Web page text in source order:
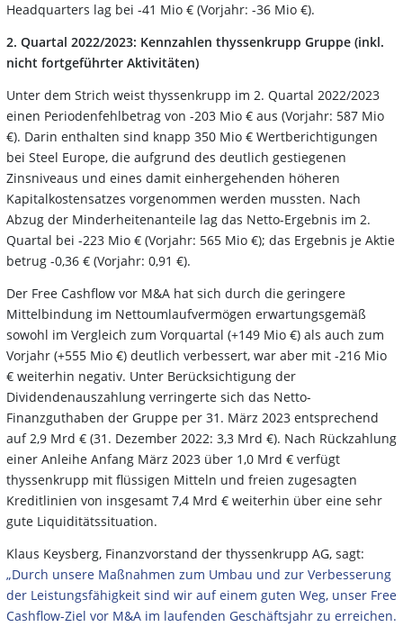
Headquarters lag bei -41 Mio € (Vorjahr: -36 Mio €).
2. Quartal 2022/2023: Kennzahlen thyssenkrupp Gruppe (inkl.
nicht fortgeführter Aktivitäten)
Unter dem Strich weist thyssenkrupp im 2. Quartal 2022/2023
einen Periodenfehlbetrag von -203 Mio € aus (Vorjahr: 587 Mio
€). Darin enthalten sind knapp 350 Mio € Wertberichtigungen
bei Steel Europe, die aufgrund des deutlich gestiegenen
Zinsniveaus und eines damit einhergehenden höheren
Kapitalkostensatzes vorgenommen werden mussten. Nach
Abzug der Minderheitenanteile lag das Netto-Ergebnis im 2.
Quartal bei -223 Mio € (Vorjahr: 565 Mio €); das Ergebnis je Aktie
betrug -0,36 € (Vorjahr: 0,91 €).
Der Free Cashflow vor M&A hat sich durch die geringere
Mittelbindung im Nettoumlaufvermögen erwartungsgemäß
sowohl im Vergleich zum Vorquartal (+149 Mio €) als auch zum
Vorjahr (+555 Mio €) deutlich verbessert, war aber mit -216 Mio
€ weiterhin negativ. Unter Berücksichtigung der
Dividendenauszahlung verringerte sich das Netto-
Finanzguthaben der Gruppe per 31. März 2023 entsprechend
auf 2,9 Mrd € (31. Dezember 2022: 3,3 Mrd €). Nach Rückzahlung
einer Anleihe Anfang März 2023 über 1,0 Mrd € verfügt
thyssenkrupp mit flüssigen Mitteln und freien zugesagten
Kreditlinien von insgesamt 7,4 Mrd € weiterhin über eine sehr
gute Liquiditätssituation.
Klaus Keysberg, Finanzvorstand der thyssenkrupp AG, sagt:
„Durch unsere Maßnahmen zum Umbau und zur Verbesserung
der Leistungsfähigkeit sind wir auf einem guten Weg, unser Free
Cashflow-Ziel vor M&A im laufenden Geschäftsjahr zu erreichen.